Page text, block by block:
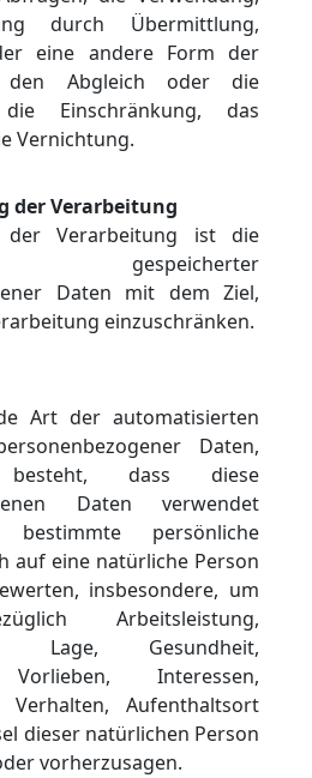
durch Übermittlung,
eine andere Form der
den Abgleich oder die
Einschränkung, das
Vernichtung.
der Verarbeitung
der Verarbeitung ist die
gespeicherter
Daten mit dem Ziel,
einzuschränken.
Art der automatisierten
Daten,
dass diese
Daten verwendet
persönliche
auf eine natürliche Person
insbesondere, um
Arbeitsleistung,
Lage, Gesundheit,
Interessen,
Verhalten, Aufenthaltsort
dieser natürlichen Person
vorherzusagen.